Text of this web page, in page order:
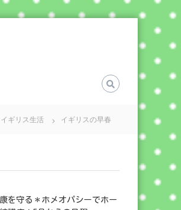
リス生活 イギリスの早春
康を守る＊ホメオパシーでホー